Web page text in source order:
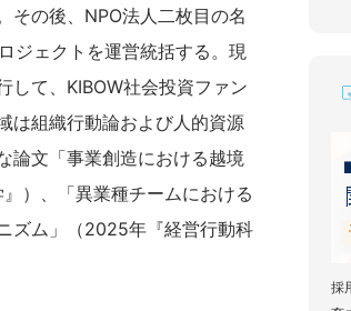
その後、NPO法人二枚目の名
ジェクトを運営統括する。現
して、KIBOW社会投資ファン
は組織行動論および人的資源
論文「事業創造における越境
）、「異業種チームにおける
ズム」（2025年『経営行動科
採